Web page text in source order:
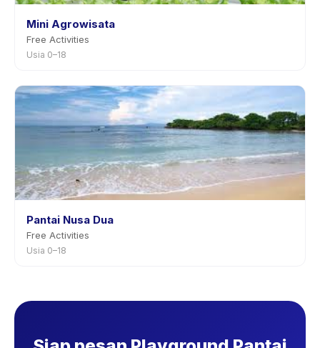
Mini Agrowisata
Free Activities
Usia 0–18
Pantai Nusa Dua
Free Activities
Usia 0–18